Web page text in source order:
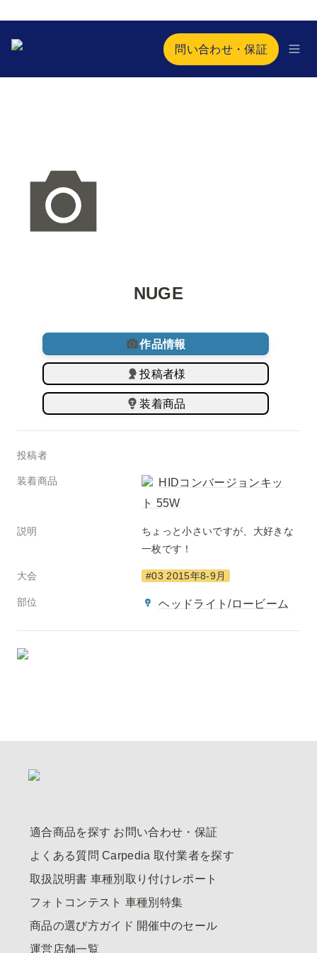
問い合わせ・保証
NUGE
作品情報
投稿者様
装着商品
投稿者
装着商品
HIDコンバージョンキッ
ト 55W
説明
ちょっと小さいですが、大好きな
一枚です！
大会 #03 2015年8-9月
部位 ヘッドライト/ロービーム
適合商品を探す お問い合わせ・保証
よくある質問 Carpedia 取付業者を探す
取扱説明書 車種別取り付けレポート
フォトコンテスト 車種別特集
商品の選び方ガイド 開催中のセール
運営店舗一覧